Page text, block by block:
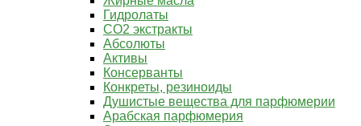
Гидролаты
СО2 экстракты
Абсолюты
Активы
Консерванты
Конкреты, резиноиды
Душистые вещества для парфюмерии
Арабская парфюмерия